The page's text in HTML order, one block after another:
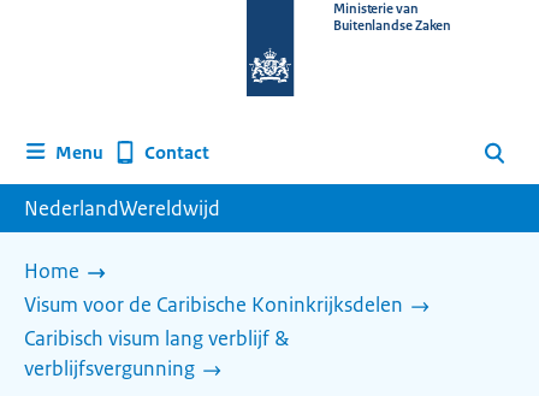
homepage
Ministerie van
Buitenlandse Zaken
Menu Contact Zoeken
NederlandWereldwijd
Home
Visum voor de Caribische Koninkrijksdelen
Caribisch visum lang verblijf &
verblijfsvergunning